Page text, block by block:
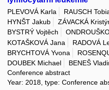
PLEVOVÁ Karla RAUSCH
HYNŠT Jakub
ZÁVACKÁ
BYSTRÝ Vojtěch
KOTAŠKOVÁ Jana
RADOVÁ
BRYCHTOVÁ Yvona
DOUBEK Michael
BENEŠ
Conference abstract
Year: 2018, type: Conference